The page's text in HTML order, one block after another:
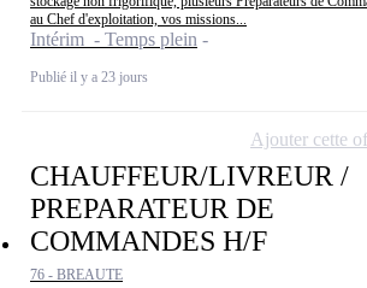
au Chef d'exploitation, vos missions...
Intérim - Temps plein
Publié il y a 23 jours
CHAUFFEUR/LIVREUR /
PREPARATEUR DE
COMMANDES H/F
76 - BREAUTE
Ajouter cette